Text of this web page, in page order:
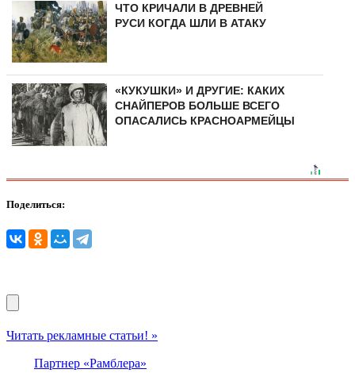
ЧТО КРИЧАЛИ В ДРЕВНЕЙ
РУСИ КОГДА ШЛИ В АТАКУ
«КУКУШКИ» И ДРУГИЕ: КАКИХ
СНАЙПЕРОВ БОЛЬШЕ ВСЕГО
ОПАСАЛИСЬ КРАСНОАРМЕЙЦЫ
Поделиться:
Читать рекламные статьи! »
Партнер «Рамблера»